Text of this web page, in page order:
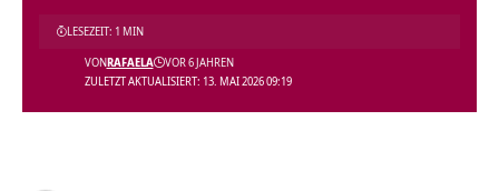
ZULETZT AKTUALISIERT: 13. MAI 2026 09:19
VONRAFAELA VOR 6 JAHREN
LESEZEIT: 1 MIN